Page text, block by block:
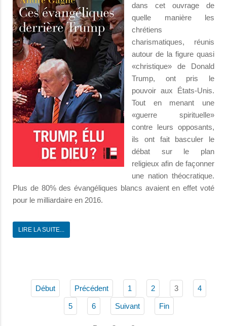
dans cet ouvrage de
quelle manière les
chrétiens
charismatiques, réunis
autour de la figure quasi
«christique» de Donald
Trump, ont pris le
pouvoir aux États-Unis.
Tout en menant une
«guerre spirituelle»
contre leurs opposants,
ils ont fait basculer le
débat sur le plan
religieux afin de façonner
une nation théocratique.
Plus de 80% des évangéliques blancs avaient en effet voté
pour le milliardaire en 2016.
LIRE LA SUITE...
Début Précédent 1 2 3 4
5 6 Suivant Fin